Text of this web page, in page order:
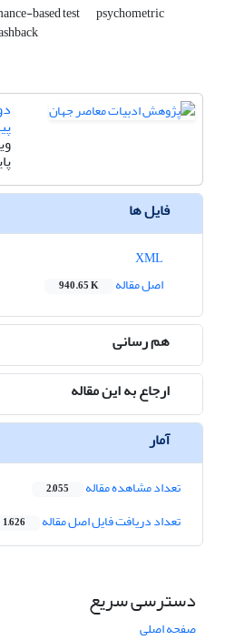
based test psychometric
فایل ها
اصل مقاله
940.65 K
هم رسانی
ارجاع به این مقاله
آمار
تعداد مشاهده مقاله 2,055
تعداد دریافت فایل اصل مقاله 1,626
دسترسی سریع
صفحه اصلی